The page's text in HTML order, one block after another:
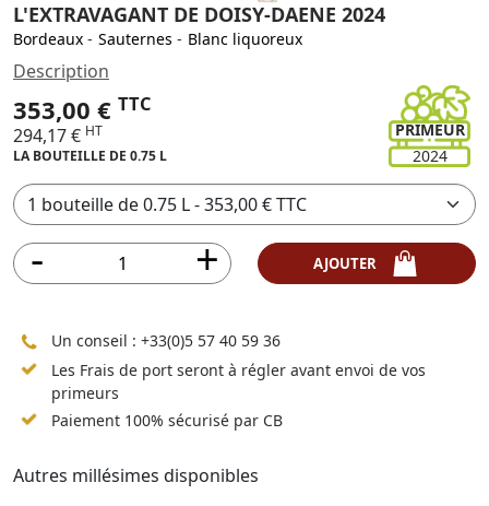
L'EXTRAVAGANT DE DOISY-DAENE 2024
Bordeaux - Sauternes - Blanc liquoreux
PRIMEUR
2024
Description
353,00 € TTC
294,17 € HT
LA BOUTEILLE DE 0.75 L
Un conseil : +33(0)5 57 40 59 36
Les Frais de port seront à régler avant envoi de vos
primeurs
Paiement 100% sécurisé par CB
Autres millésimes disponibles